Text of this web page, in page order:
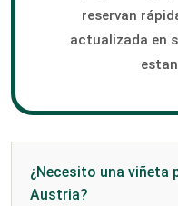
reservan
actualizada en
¿Necesito una viñeta
Austria?